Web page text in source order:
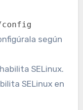
según
SELinux.
SELinux en